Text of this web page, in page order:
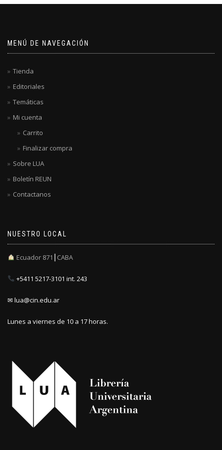
MENÚ DE NAVEGACIÓN
Tienda
Editoriales
Temáticas
Mi cuenta
Carrito
Finalizar compra
Sobre LUA
Boletín REUN
Contactanos
NUESTRO LOCAL
Ecuador 871┃CABA
+5411 5217-3101 int. 243
✉ lua@cin.edu.ar
Lunes a viernes de 10 a 17 horas.